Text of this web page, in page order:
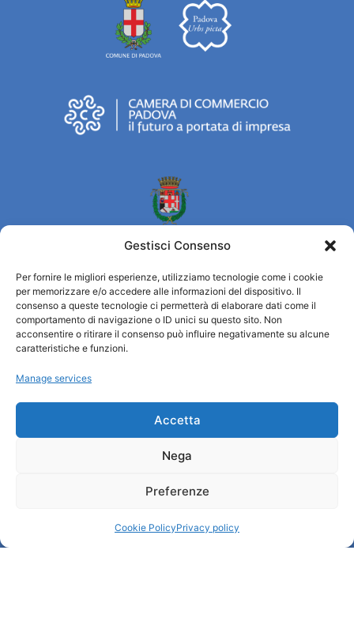
Gestisci Consenso
Per fornire le migliori esperienze, utilizziamo tecnologie come i cookie
per memorizzare e/o accedere alle informazioni del dispositivo. Il
consenso a queste tecnologie ci permetterà di elaborare dati come il
comportamento di navigazione o ID unici su questo sito. Non
acconsentire o ritirare il consenso può influire negativamente su alcune
caratteristiche e funzioni.
Manage services
Accetta
Nega
Preferenze
Cookie PolicyPrivacy policy
Turismo Padova
Who we are
Privacy policy